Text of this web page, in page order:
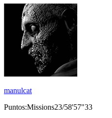
manulcat
Puntos:Missions23/58'57"33